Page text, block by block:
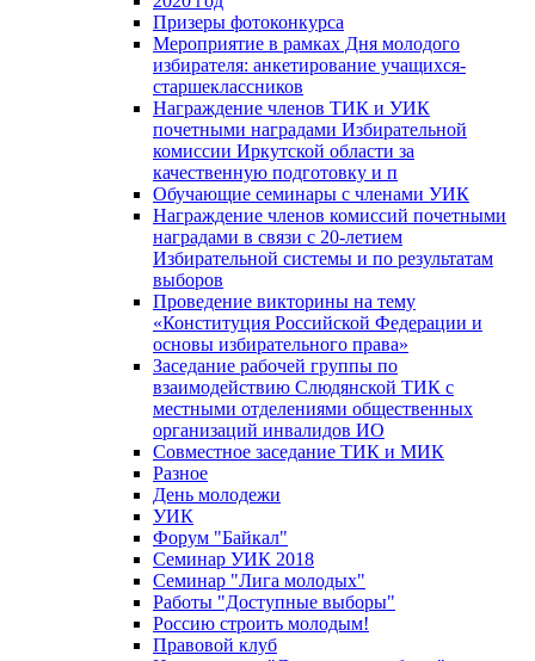
Призеры фотоконкурса
Мероприятие в рамках Дня молодого
избирателя: анкетирование учащихся-
старшеклассников
Награждение членов ТИК и УИК
почетными наградами Избирательной
комиссии Иркутской области за
качественную подготовку и п
Обучающие семинары с членами УИК
Награждение членов комиссий почетными
наградами в связи с 20-летием
Избирательной системы и по результатам
выборов
Проведение викторины на тему
«Конституция Российской Федерации и
основы избирательного права»
Заседание рабочей группы по
взаимодействию Слюдянской ТИК с
местными отделениями общественных
организаций инвалидов ИО
Совместное заседание ТИК и МИК
Разное
День молодежи
УИК
Форум "Байкал"
Семинар УИК 2018
Семинар "Лига молодых"
Работы "Доступные выборы"
Россию строить молодым!
Правовой клуб